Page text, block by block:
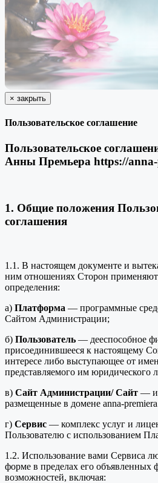
× закрыть
Пользовательское соглашение
Пользовательское
Анны Премьера https://
1. Общие положения
соглашения
1.1. В настоящем документе и
ним отношениях Сторон
определения:
а) Платформа — программные
Сайтом Администрации;
б) Пользователь — дееспособное
присоединившееся к настоящему
интересе либо выступающее от
представляемого им юридического
в) Сайт Администрации/ Сайт —
размещенные в домене anna-
г) Сервис — комплекс услуг и
Пользователю с использованием
1.2. Использование вами Сервиса
форме в пределах его объявленных
возможностей, включая: